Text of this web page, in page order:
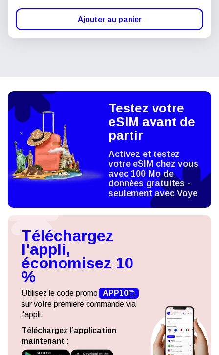
Ajouter au panier
Testez votre
eSIM avant de
partir
Activez et testez
votre eSIM chez vous
avec 100 Mo de
données gratuites -
seulement avec Voye
Téléchargez
l'appli,
économisez 10
%
Utilisez le code promo APP10
sur votre première commande via
l'appli.
Téléchargez l’application
maintenant :